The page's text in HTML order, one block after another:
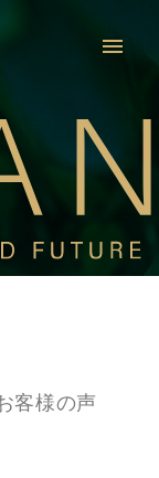
menu
客様の声